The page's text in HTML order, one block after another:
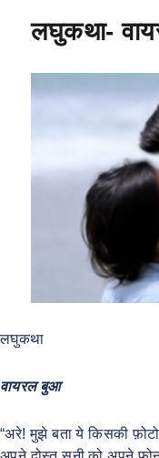
o
k
p
लघुकथा-
लघुकथा
वायरल बुआ
“अरे! मुझे बता ये किसकी